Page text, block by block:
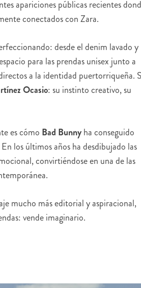
apariciones públicas recientes
conectados con Zara.
desde el denim lavado y
para las prendas unisex junto a
a la identidad puertorriqueña.
Ocasio: su instinto creativo, su
es cómo Bad Bunnyha conseguido
los últimos años ha desdibujado las
convirtiéndose en una de las
mucho más editorial y aspiracional,
vende imaginario.